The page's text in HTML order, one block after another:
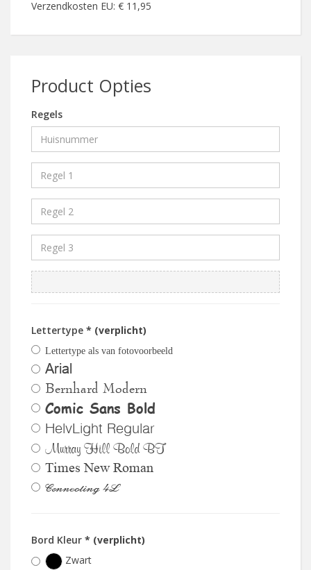
Verzendkosten EU: € 11,95
Product Opties
Regels
Lettertype * (verplicht)
Lettertype als van fotovoorbeeld
Arial
Bernhard Modern
Comic Sans Bold
HelvLight Regular
Murray Hill Bold BT
Times New Roman
Connecting 4L
Bord Kleur * (verplicht)
Zwart